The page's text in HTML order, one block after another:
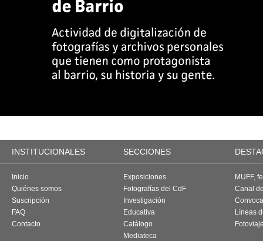
INSTITUCIONALES SECCIONES
Inicio
Quiénes somos
Suscripción
FAQ
Contacto
Exposiciones
Fotografías del CdF
Investigación
Educativa
Catálogo
Mediateca
MUFF,
Canal
Líneas